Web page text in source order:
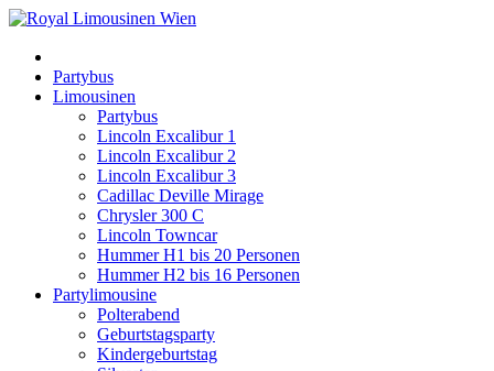
Partybus
Limousinen
Partybus
Lincoln Excalibur 1
Lincoln Excalibur 2
Lincoln Excalibur 3
Cadillac Deville Mirage
Chrysler 300 C
Lincoln Towncar
Hummer H1 bis 20 Personen
Hummer H2 bis 16 Personen
Partylimousine
Polterabend
Geburtstagsparty
Kindergeburtstag